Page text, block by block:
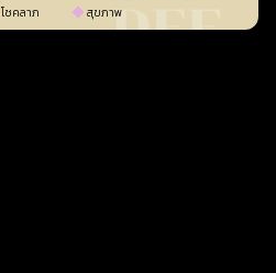
โชคลาภ สุขภาพ